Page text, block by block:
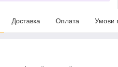
Доставка Оплата Умови